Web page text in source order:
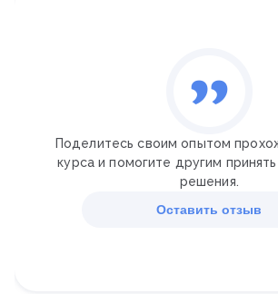
Информационные системы
Поделитесь своим опытом
курса и помогите другим
решения.
Оставить отзыв